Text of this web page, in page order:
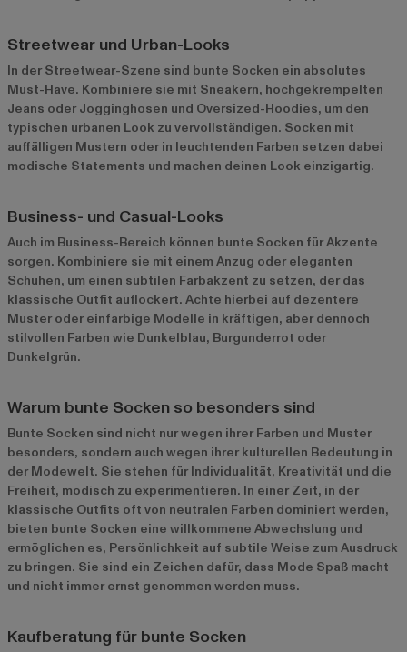
Streetwear und Urban-Looks
In der Streetwear-Szene sind bunte Socken ein absolutes
Must-Have. Kombiniere sie mit Sneakern, hochgekrempelten
Jeans oder Jogginghosen und Oversized-Hoodies, um den
typischen urbanen Look zu vervollständigen. Socken mit
auffälligen Mustern oder in leuchtenden Farben setzen dabei
modische Statements und machen deinen Look einzigartig.
Business- und Casual-Looks
Auch im Business-Bereich können bunte Socken für Akzente
sorgen. Kombiniere sie mit einem Anzug oder eleganten
Schuhen, um einen subtilen Farbakzent zu setzen, der das
klassische Outfit auflockert. Achte hierbei auf dezentere
Muster oder einfarbige Modelle in kräftigen, aber dennoch
stilvollen Farben wie Dunkelblau, Burgunderrot oder
Dunkelgrün.
Warum bunte Socken so besonders sind
Bunte Socken sind nicht nur wegen ihrer Farben und Muster
besonders, sondern auch wegen ihrer kulturellen Bedeutung in
der Modewelt. Sie stehen für Individualität, Kreativität und die
Freiheit, modisch zu experimentieren. In einer Zeit, in der
klassische Outfits oft von neutralen Farben dominiert werden,
bieten bunte Socken eine willkommene Abwechslung und
ermöglichen es, Persönlichkeit auf subtile Weise zum Ausdruck
zu bringen. Sie sind ein Zeichen dafür, dass Mode Spaß macht
und nicht immer ernst genommen werden muss.
Kaufberatung für bunte Socken